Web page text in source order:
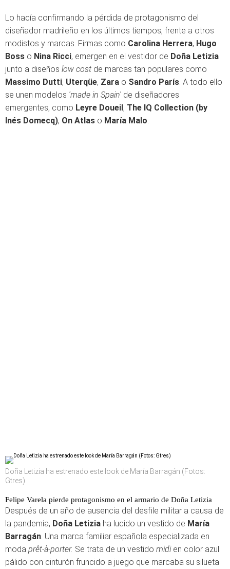
Lo hacía confirmando la pérdida de protagonismo del
diseñador madrileño en los últimos tiempos, frente a otros
modistos y marcas. Firmas como Carolina Herrera, Hugo
Boss o Nina Ricci, emergen en el vestidor de Doña Letizia
junto a diseños low cost de marcas tan populares como
Massimo Dutti, Uterqüe, Zara o Sandro París . A todo ello
se unen modelos 'made in Spain' de diseñadores
emergentes, como Leyre Doueil, The IQ Collection (by
Inés Domecq), On Atlas o María Malo
Doña Letizia ha estrenado este look de María Barragán (Fotos:
Gtres)
Felipe Varela pierde protagonismo en el armario de Doña Letizia
Después de un año de ausencia del desfile militar a causa de
la pandemia, Doña Letizia ha lucido un vestido de María
Barragán . Una marca familiar española especializada en
moda prêt-à-porter. Se trata de un vestido midien color azul
pálido con cinturón fruncido a juego que marcaba su silueta